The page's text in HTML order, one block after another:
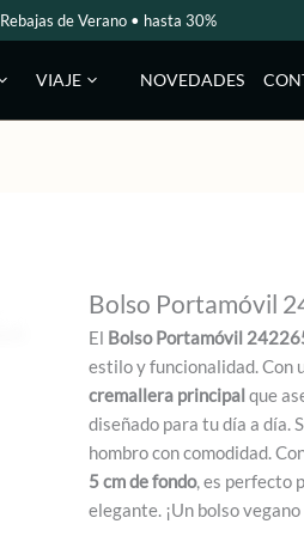
Rebajas de Verano • hasta 30%
VIAJE NOVEDADES
Bolso Portamóvil
El Bolso Portamóvil
estilo y funcionalidad. Con
cremallera principalque
diseñado para tu día a día.
hombro con comodidad.
5 cm de fondo, es perfecto
elegante. ¡Un bolso